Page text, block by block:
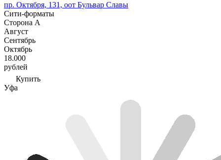
пр. Октября, 131, оот Бульвар Славы
Сити-форматы
Сторона А
Август
Сентябрь
Октябрь
18.000
рублей
Купить
Уфа